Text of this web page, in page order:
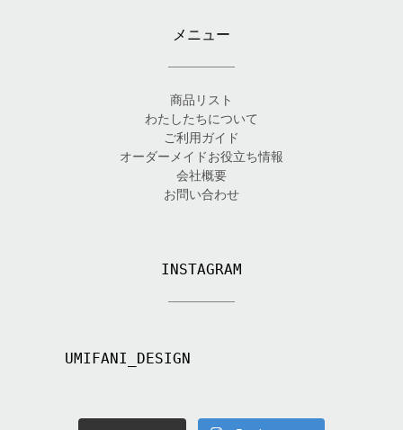
メニュー
商品リスト
わたしたちについて
ご利用ガイド
オーダーメイドお役立ち情報
会社概要
お問い合わせ
INSTAGRAM
UMIFANI_DESIGN